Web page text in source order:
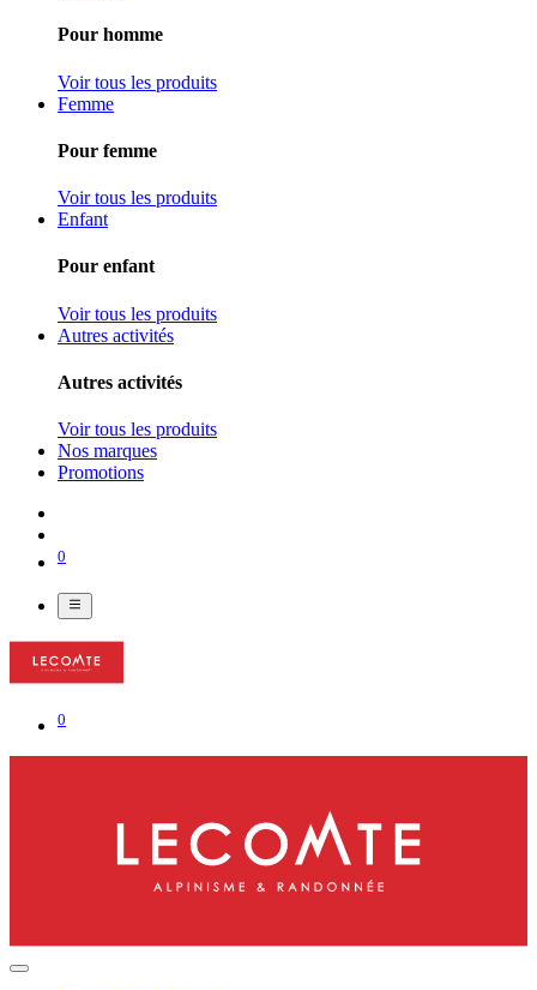
Pour homme
Voir tous les produits
Femme
Pour femme
Voir tous les produits
Enfant
Pour enfant
Voir tous les produits
Autres activités
Autres activités
Voir tous les produits
Nos marques
Promotions
0
0